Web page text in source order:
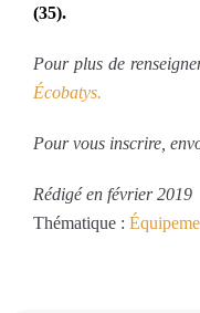
(35).
Pour plus de
Écobatys.
Pour vous inscrire,
Rédigé en février 2019
Thématique :